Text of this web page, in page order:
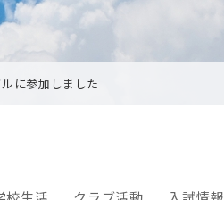
に参加しました